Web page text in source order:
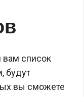
список
будут
вы сможете